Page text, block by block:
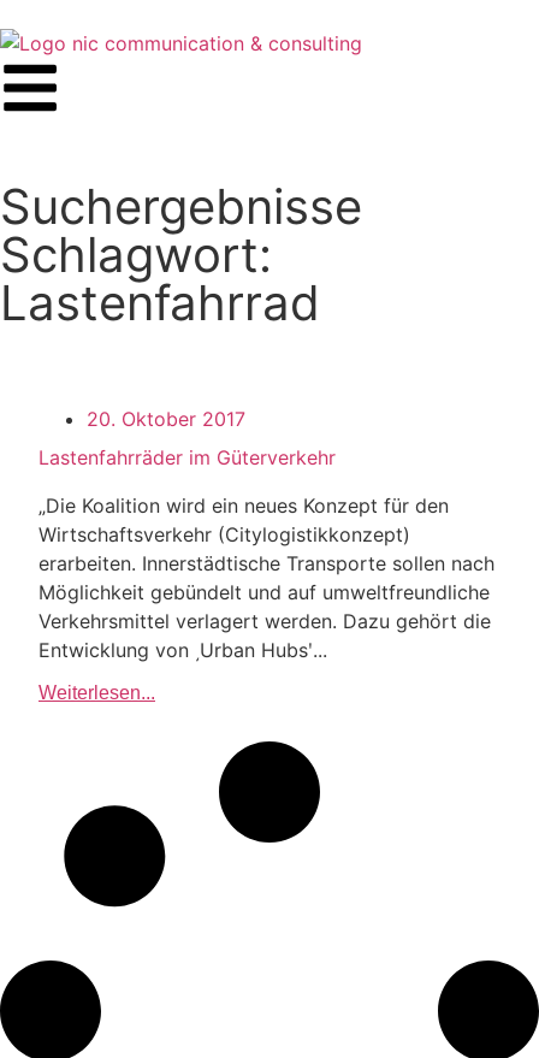
Suchergebnisse
Schlagwort:
Lastenfahrrad
20. Oktober 2017
Lastenfahrräder im Güterverkehr
„Die Koalition wird ein neues Konzept für den
Wirtschaftsverkehr (Citylogistikkonzept)
erarbeiten. Innerstädtische Transporte sollen nach
Möglichkeit gebündelt und auf umweltfreundliche
Verkehrsmittel verlagert werden. Dazu gehört die
Entwicklung von ͵Urban Hubsʹ...
Weiterlesen...